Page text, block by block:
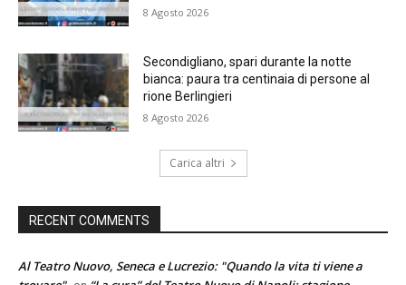
8 Agosto 2026
Secondigliano, spari durante la notte
bianca: paura tra centinaia di persone al
rione Berlingieri
8 Agosto 2026
Carica altri
RECENT COMMENTS
Al Teatro Nuovo, Seneca e Lucrezio: "Quando la vita ti viene a